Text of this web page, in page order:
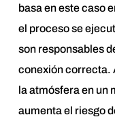
basa en este caso
el proceso se
son responsables
conexión correcta.
la atmósfera en un
aumenta el riesgo